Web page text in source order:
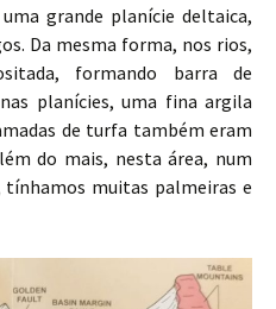
grande planície deltaica,
Da mesma forma, nos rios,
formando barra de
planícies, uma fina argila
de turfa também eram
do mais, nesta área, num
muitas palmeiras e